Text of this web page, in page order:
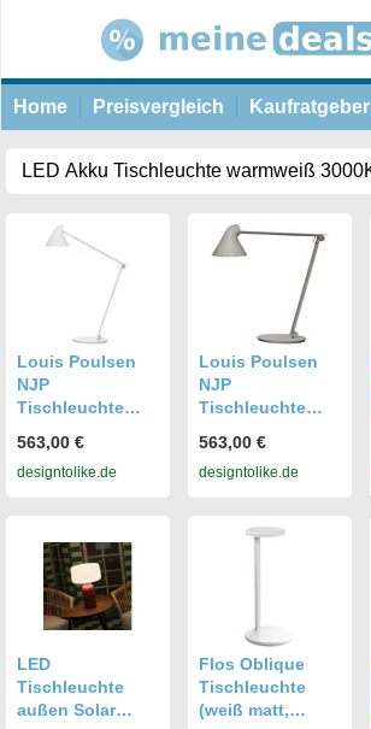
Home Preisvergleich Kaufratgeber
Louis Poulsen
NJP
Tischleuchte
(3000K)) weiß
warmweiß
563,00 €
designtolike.de
Louis Poulsen
NJP
Tischleuchte
warmweiß
(3000K)) hellgrau
563,00 €
designtolike.de
LED
Tischleuchte
außen Solar
Flos Oblique
Tischleuchte
(weiß matt,